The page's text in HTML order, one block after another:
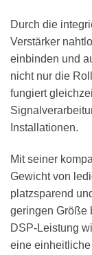
Durch die
Verstärker
einbinden und
nicht nur die
fungiert
Installationen.
Mit seiner
Gewicht von
platzsparend
geringen Größe
DSP-Leistung
eine